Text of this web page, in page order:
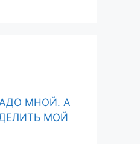
МНОЙ. А
МОЙ